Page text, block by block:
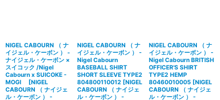
NIGEL CABOURN （ ナ
イジェル・ケーボン ） -
ナイジェル・ケーボン ×
スイコック /Nigel
Cabourn x SUICOKE -
MOGI
[NIGEL
CABOURN （ ナイジェ
ル・ケーボン ） -
NIGEL CABOURN （ ナ
イジェル・ケーボン ） -
Nigel Cabourn
BASEBALL SHIRT
SHORT SLEEVE TYPE2
804800110012 [NIGEL
CABOURN （ ナイジェ
ル・ケーボン ） -
NIGEL CABOURN （ ナ
イジェル・ケーボン ） -
Nigel Cabourn BRITISH
OFFICER'S SHIRT
TYPE2 HEMP
80460010005 [NIGEL
CABOURN （ ナイジェ
ル・ケーボン ） -